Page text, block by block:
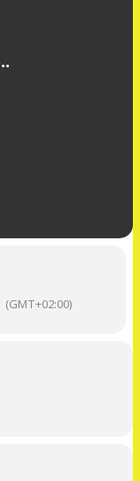
(GMT+02:00)